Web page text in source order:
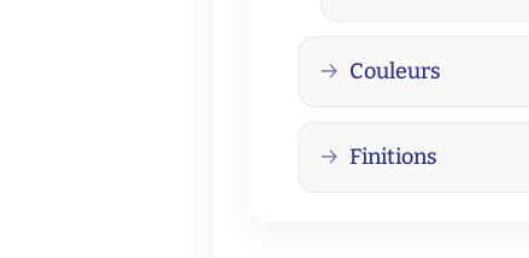
Couleurs
Finitions